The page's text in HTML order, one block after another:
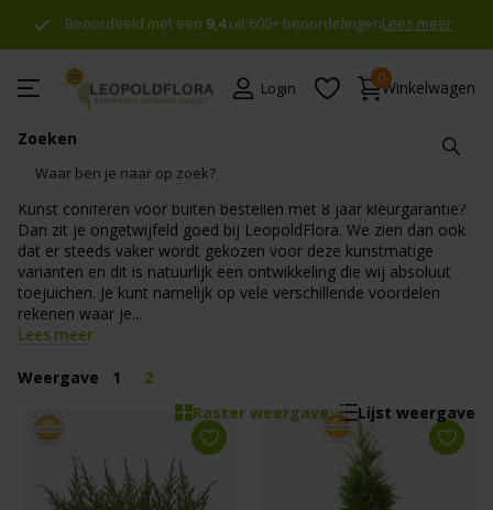
Gratis verzendingvanaf €75 naarNederland & België !
Lees meer
Gratis verzending Nederland & België
Zoeken
Login Winkelwagen
0
Kunst conifeer voor buiten
Kunst coniferen voor buiten bestellen met 8 jaar kleurgarantie?
Dan zit je ongetwijfeld goed bij LeopoldFlora. We zien dan ook
dat er steeds vaker wordt gekozen voor deze kunstmatige
varianten en dit is natuurlijk een ontwikkeling die wij absoluut
toejuichen. Je kunt namelijk op vele verschillende voordelen
rekenen waar je...
Lees meer
Weergave 1
2
Raster weergave
Lijst weergave